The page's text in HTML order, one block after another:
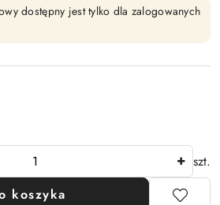
dostępny jest tylko dla zalogowanych
szt.
koszyka